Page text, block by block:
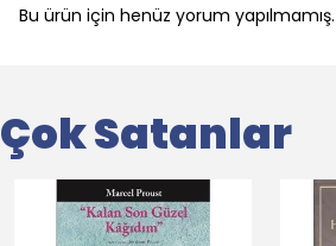
Bu ürün için henüz yorum yapılmamış.
Çok Satanlar